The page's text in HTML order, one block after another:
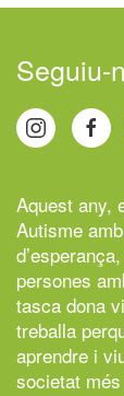
Seguiu-
Aquest any,
Autisme
persones
tasca dona
treballa
aprendre i
societat